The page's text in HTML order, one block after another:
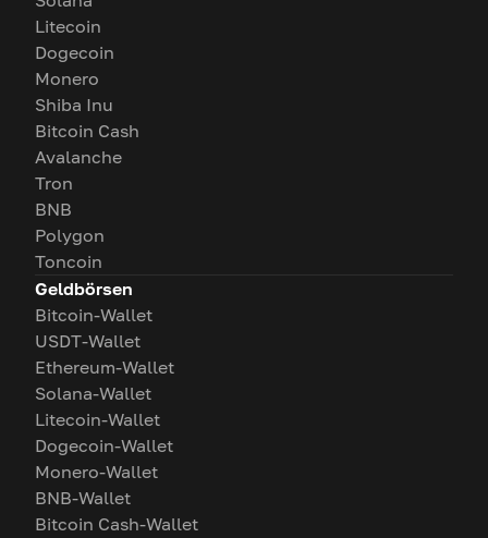
Litecoin
Dogecoin
Monero
Shiba Inu
Bitcoin Cash
Avalanche
Tron
BNB
Polygon
Toncoin
Geldbörsen
Bitcoin-Wallet
USDT-Wallet
Ethereum-Wallet
Solana-Wallet
Litecoin-Wallet
Dogecoin-Wallet
Monero-Wallet
BNB-Wallet
Bitcoin Cash-Wallet